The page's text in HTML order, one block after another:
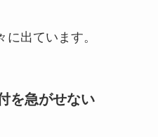
出ています。
を急がせない